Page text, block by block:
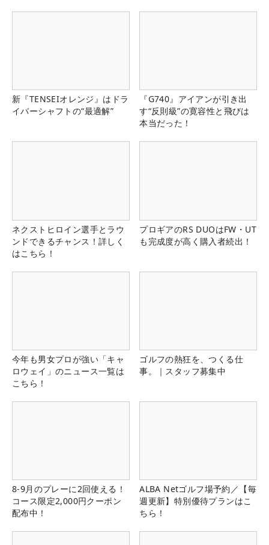
新『TENSEIオレンジ』はドラ
イバーシャフトの“最適解”
『G740』アイアンが引き出
す“反則級”の寛容性と飛びは
本当だった！
ネクストヒロイン選手とラウ
ンドできるチャンス！詳しく
はこちら！
プロギアのRS DUOはFW・UT
も完成度が高く購入者続出！
今年も男女プロが強い「キャ
ロウェイ」のニュース一覧は
こちら！
ゴルフの熱狂を、つくる仕
事。｜スタッフ募集中
8-9月のプレーに2回使える！
コース限定2,000円クーポン
配布中！
ALBA Netゴルフ場予約／【毎
週更新】特別優待プランはこ
ちら！